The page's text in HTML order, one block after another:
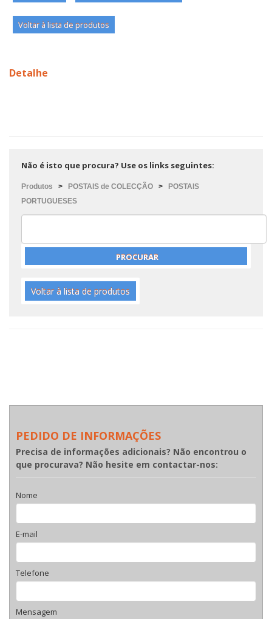
Voltar à lista de produtos
Detalhe
Não é isto que procura? Use os links seguintes:
Produtos > POSTAIS de COLECÇÃO >
POSTAIS
PORTUGUESES
Voltar à lista de produtos
PEDIDO DE INFORMAÇÕES
Precisa de informações adicionais? Não encontrou o
que procurava? Não hesite em contactar-nos:
Nome
E-mail
Telefone
Mensagem